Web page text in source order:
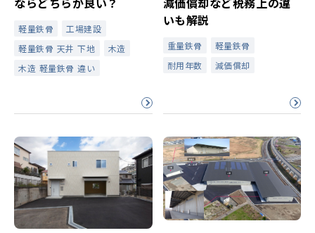
軽量鉄骨
工場建設
軽量鉄骨 天井 下地
木造
木造 軽量鉄骨 違い
いも解説
重量鉄骨
軽量鉄骨
耐用年数
減価償却